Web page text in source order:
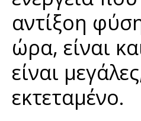
αντίξοη
ώρα, είναι
είναι
εκτεταμένο.